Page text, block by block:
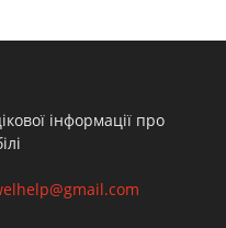
інформації про